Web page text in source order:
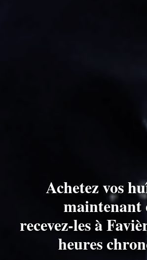
Achetez vos
maintenant
recevez-les à
heures